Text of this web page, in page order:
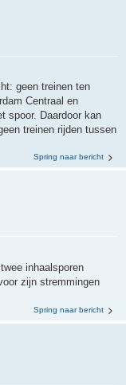
geen treinen ten
Centraal en
spoor. Daardoor kan
treinen rijden tussen
Spring naar bericht
inhaalsporen
zijn stremmingen
Spring naar bericht